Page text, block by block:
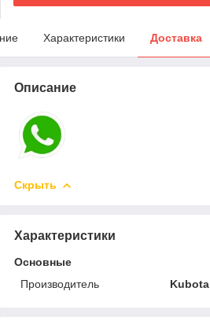
Характеристики Доставка
Описание
Скрыть
Характеристики
Основные
Производитель
Kubota